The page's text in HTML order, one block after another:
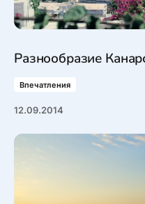
Разнообразие
Впечатления
12.09.2014